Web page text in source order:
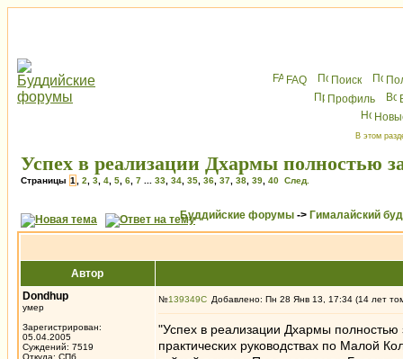
FAQ Поиск
Профиль
В этом
Успех в реализации Дхармы полностью
Страницы 1 2 3 4 5 6 7 33 34 35 36 37 38 39 40 След.
Буддийские форумы -> Гималайский
Автор
Dondhup
умер
Зарегистрирован:
05.04.2005
Суждений: 7519
Откуда: СПб
№139349 Добавлено: Пн 28 Янв 13, 17:34 (14 лет
"Успех в реализации Дхармы полностью
практических руководствах по Малой